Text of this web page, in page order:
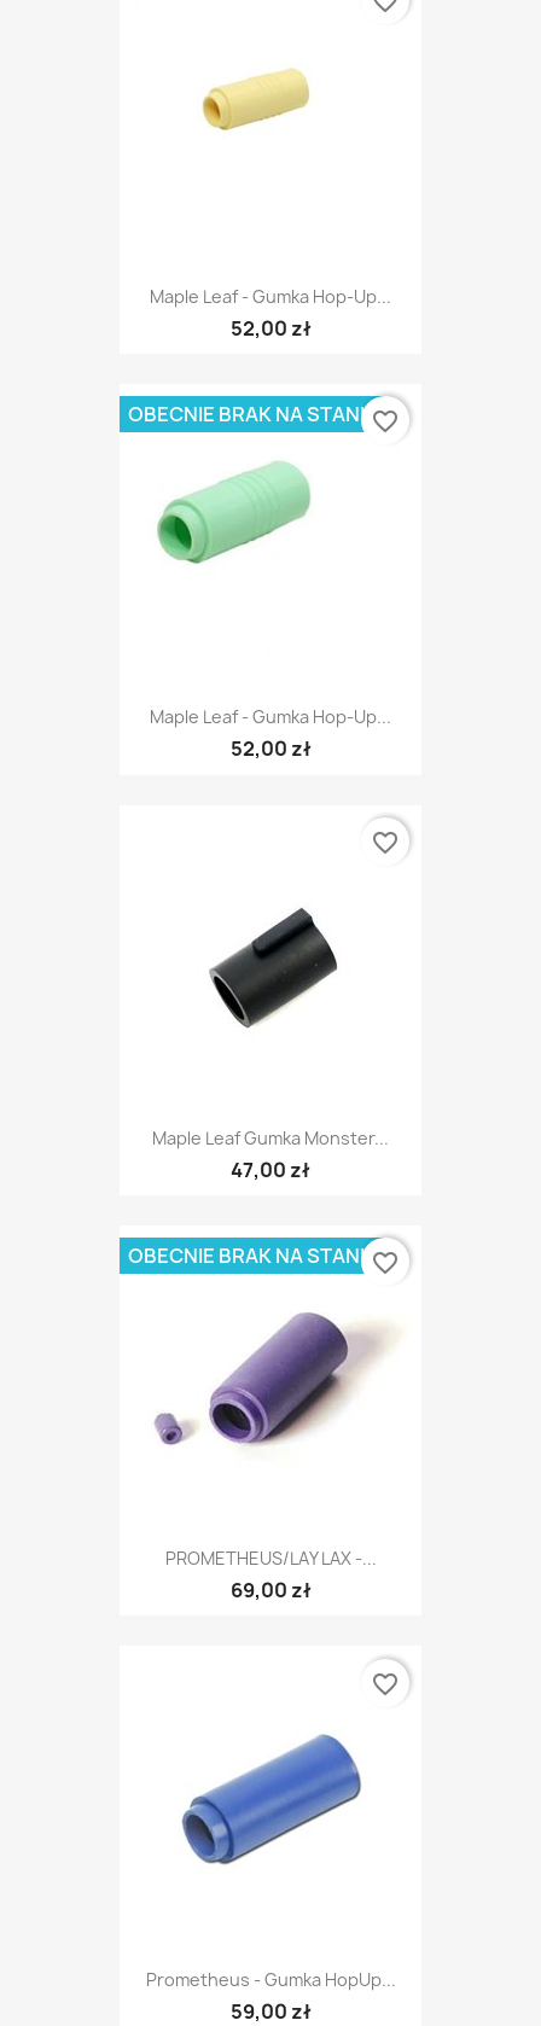
Maple Leaf - Gumka Hop-Up...
52,00 zł
Maple Leaf - Gumka Hop-Up...
52,00 zł
OBECNIE BRAK NA STANIEfavorite_border
Maple Leaf Gumka Monster...
47,00 zł
favorite_border
PROMETHEUS/LAY LAX -...
69,00 zł
OBECNIE BRAK NA STANIEfavorite_border
Prometheus - Gumka HopUp...
59,00 zł
favorite_border